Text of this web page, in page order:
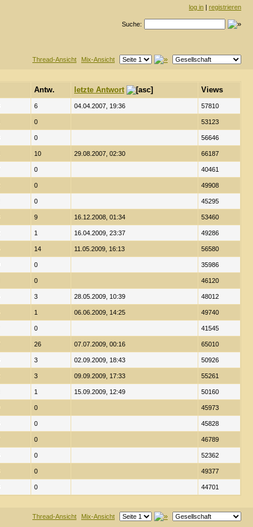
log in | registrieren
Suche:
Thread-Ansicht Mix-Ansicht
Antw. letzte Antwort
Views
6 04.04.2007, 19:36 57810
0 53123
0 56646
10 29.08.2007, 02:30 66187
0 40461
0 49908
0 45295
9 16.12.2008, 01:34 53460
1 16.04.2009, 23:37 49286
14 11.05.2009, 16:13 56580
0 35986
0 46120
3 28.05.2009, 10:39 48012
1 06.06.2009, 14:25 49740
0 41545
26 07.07.2009, 00:16 65010
3 02.09.2009, 18:43 50926
3 09.09.2009, 17:33 55261
1 15.09.2009, 12:49 50160
0 45973
0 45828
0 46789
0 52362
0 49377
0 44701
Thread-Ansicht Mix-Ansicht